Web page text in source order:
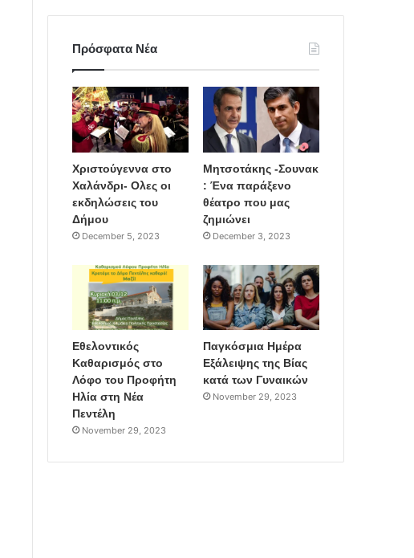
Πρόσφατα Νέα
Χριστούγεννα στο
Χαλάνδρι- Ολες οι
εκδηλώσεις του
Δήμου
December 5, 2023
Μητσοτάκης -Σουνακ
: Ένα παράξενο
θέατρο που μας
ζημιώνει
December 3, 2023
Εθελοντικός
Καθαρισμός στο
Λόφο του Προφήτη
Ηλία στη Νέα
Πεντέλη
November 29, 2023
Παγκόσμια Ημέρα
Εξάλειψης της Βίας
κατά των Γυναικών
November 29, 2023